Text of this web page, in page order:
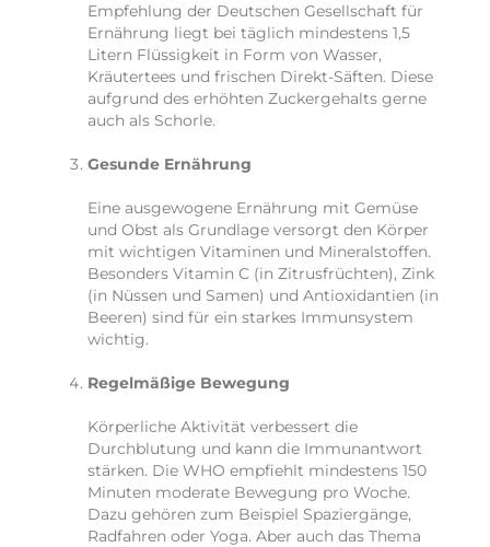
Empfehlung der Deutschen Gesellschaft für
Ernährung liegt bei täglich mindestens 1,5
Litern Flüssigkeit in Form von Wasser,
Kräutertees und frischen Direkt-Säften. Diese
aufgrund des erhöhten Zuckergehalts gerne
auch als Schorle.
Gesunde Ernährung
Eine ausgewogene Ernährung mit Gemüse
und Obst als Grundlage versorgt den Körper
mit wichtigen Vitaminen und Mineralstoffen.
Besonders Vitamin C (in Zitrusfrüchten), Zink
(in Nüssen und Samen) und Antioxidantien (in
Beeren) sind für ein starkes Immunsystem
wichtig.
Regelmäßige Bewegung
Körperliche Aktivität verbessert die
Durchblutung und kann die Immunantwort
stärken. Die WHO empfiehlt mindestens 150
Minuten moderate Bewegung pro Woche.
Dazu gehören zum Beispiel Spaziergänge,
Radfahren oder Yoga. Aber auch das Thema